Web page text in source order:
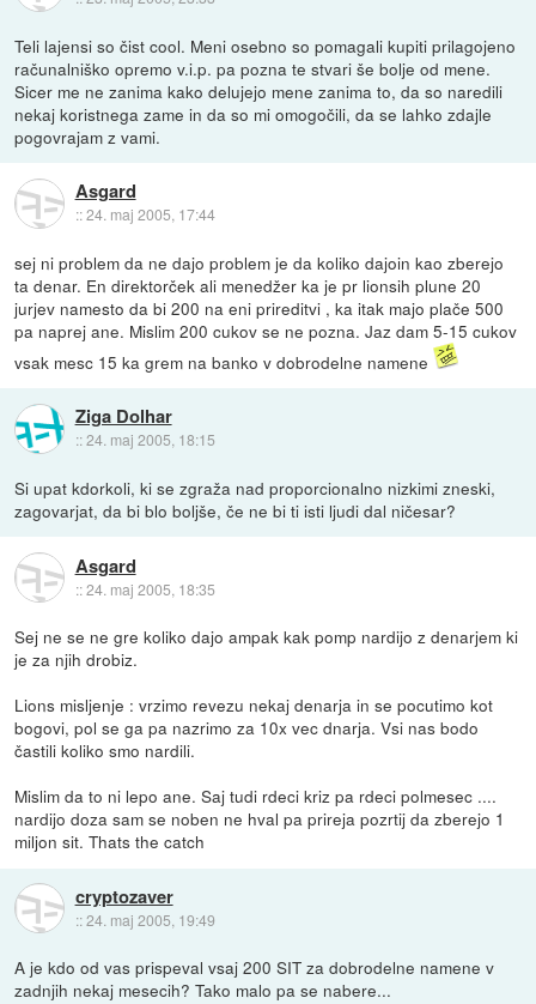
Teli lajensi so čist cool. Meni osebno so pomagali kupiti prilagojeno
računalniško opremo v.i.p. pa pozna te stvari še bolje od mene.
Sicer me ne zanima kako delujejo mene zanima to, da so naredili
nekaj koristnega zame in da so mi omogočili, da se lahko zdajle
pogovrajam z vami.
Asgard
::24. maj 2005, 17:44
sej ni problem da ne dajo problem je da koliko dajoin kao zberejo
ta denar. En direktorček ali menedžer ka je pr lionsih plune 20
jurjev namesto da bi 200 na eni prireditvi , ka itak majo plače 500
pa naprej ane. Mislim 200 cukov se ne pozna. Jaz dam 5-15 cukov
vsak mesc 15 ka grem na banko v dobrodelne namene
Ziga Dolhar
::24. maj 2005, 18:15
Si upat kdorkoli, ki se zgraža nad proporcionalno nizkimi zneski,
zagovarjat, da bi blo boljše, če ne bi ti isti ljudi dal ničesar?
Asgard
::24. maj 2005, 18:35
Sej ne se ne gre koliko dajo ampak kak pomp nardijo z denarjem ki
je za njih drobiz.
Lions misljenje : vrzimo revezu nekaj denarja in se pocutimo kot
bogovi, pol se ga pa nazrimo za 10x vec dnarja. Vsi nas bodo
častili koliko smo nardili.
Mislim da to ni lepo ane. Saj tudi rdeci kriz pa rdeci polmesec ....
nardijo doza sam se noben ne hval pa prireja pozrtij da zberejo 1
miljon sit. Thats the catch
cryptozaver
::24. maj 2005, 19:49
A je kdo od vas prispeval vsaj 200 SIT za dobrodelne namene v
zadnjih nekaj mesecih? Tako malo pa se nabere...